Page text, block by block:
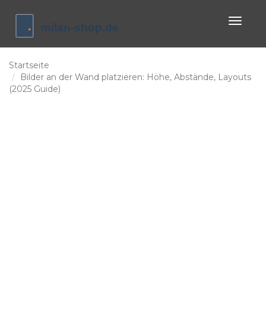
Startseite
Bilder an der Wand platzieren: Höhe, Abstände, Layouts
(2025 Guide)